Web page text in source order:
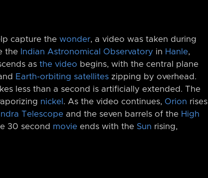
capture the wonder, a video was taken during
the Indian Astronomical Observatory in Hanle,
as the video begins, with the central plane
Earth-orbiting satellites zipping by overhead.
less than a second is artificially extended. The
nickel . As the video continues, Orion rises
Telescope and the seven barrels of the High
30 second movie ends with the Sun rising,